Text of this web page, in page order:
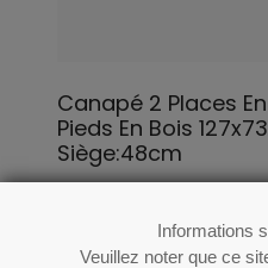
Informations
Veuillez noter que ce
Canapé 2 Places
Pieds En Bois
Siège:48cm